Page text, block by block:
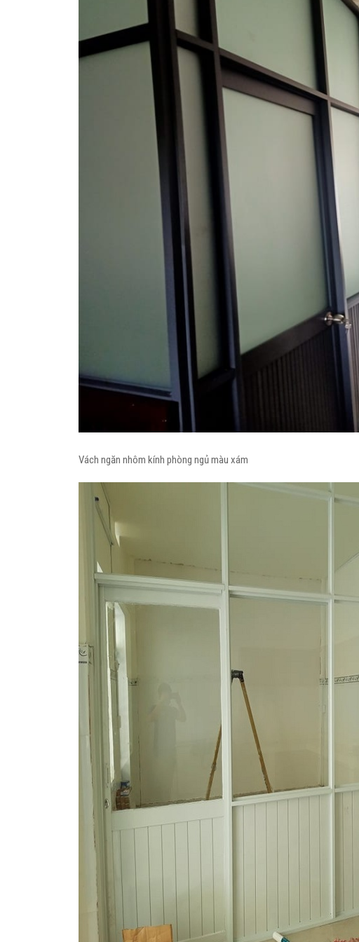
Vách ngăn nhôm kính phòng ngủ màu xám